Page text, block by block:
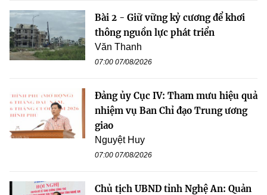
Bài 2 - Giữ vững kỷ cương để khơi
thông nguồn lực phát triển
Văn Thanh
07:00 07/08/2026
Đảng ủy Cục IV: Tham mưu hiệu quả
nhiệm vụ Ban Chỉ đạo Trung ương
giao
Nguyệt Huy
07:00 07/08/2026
Chủ tịch UBND tỉnh Nghệ An: Quản